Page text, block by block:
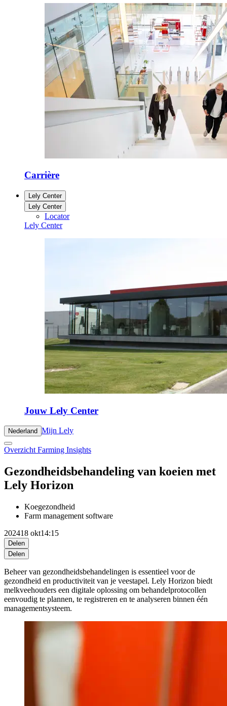
Carrière
Lely Center
Lely Center
Locator
Lely Center
Jouw Lely Center
Nederland Mijn Lely
Overzicht Farming Insights
Gezondheidsbehandeling van koeien met
Lely Horizon
Koegezondheid
Farm management software
202418 okt14:15
Delen
Delen
Beheer van gezondheidsbehandelingen is essentieel voor de
gezondheid en productiviteit van je veestapel. Lely Horizon biedt
melkveehouders een digitale oplossing om behandelprotocollen
eenvoudig te plannen, te registreren en te analyseren binnen één
managementsysteem.